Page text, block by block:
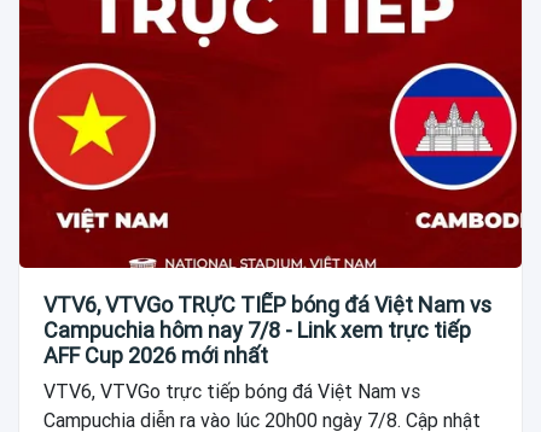
VTV6, VTVGo TRỰC TIẾP bóng đá Việt Nam vs
Campuchia hôm nay 7/8 - Link xem trực tiếp
AFF Cup 2026 mới nhất
VTV6, VTVGo trực tiếp bóng đá Việt Nam vs
Campuchia diễn ra vào lúc 20h00 ngày 7/8. Cập nhật